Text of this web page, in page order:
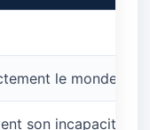
le monde
son incapacité à